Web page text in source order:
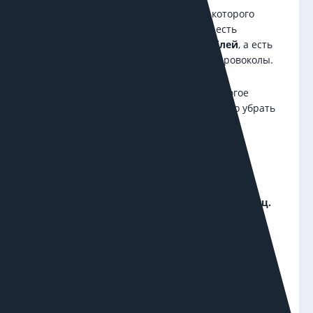
Наш клиент – крупный B2B-дилер, у которого
тысячи товаров на сайте. Среди них есть
5–7 млн рублей, а есть
сопутствующая мелочь или бытовые дровоколы.
С точки зрения бизнеса, продавать дорогое
оборудование выгоднее и интереснее. Но убрать
внушительную сумму, 800-900 тыс. ₽ в месяц.
Лиды были, но отдел продаж жаловался, что по